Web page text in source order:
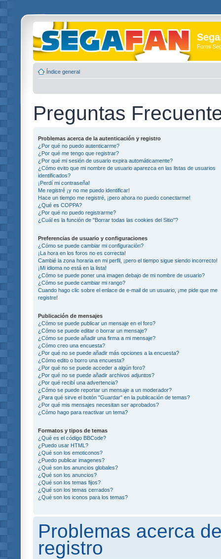
Foros
Índice general
Preguntas
Problemas acerca de la autenticación y registro
¿Por qué no puedo autenticarme?
¿Por qué me tengo que registrar?
¿Por qué mi sesión de usuario expira automáticamente?
¿Cómo evito que mi nombre de usuario aparezca en las listas de usuarios
identificados?
¡Perdí mi contraseña!
Me registré ¡y no me puedo identificar!
Hace un tiempo me registré, ¡pero ahora no puedo conectarme!
¿Qué es COPPA?
¿Por qué no puedo registrarme?
¿Cuál es la función de "Borrar todas las cookies del Sitio"?
Preferencias de usuario y configuraciones
¿Cómo se puede cambiar mi configuración?
¡La hora en los foros no es correcta!
Cambié la zona horaria en mi perfil, ¡pero el tiempo sigue siendo incorrecto!
¡Mi idioma no está en la lista!
¿Cómo se puede poner una imagen debajo de mi nombre de usuario?
¿Cómo se puede cambiar mi rango?
Cuando hago clic sobre el enlace de e-mail de un usuario, ¡me pide que me
registre!
Publicación de mensajes
¿Cómo se puede publicar un mensaje en el foro?
¿Cómo se puede editar o borrar un mensaje?
¿Cómo se puede añadir una firma a mi mensaje?
¿Cómo creo una encuesta?
¿Por qué no se puede añadir más opciones a la encuesta?
¿Cómo edito o borro una encuesta?
¿Por qué no se puede acceder a algún foro?
¿Por qué no se puede añadir archivos adjuntos?
¿Por qué recibí una advertencia?
¿Cómo se puede reportar un mensaje a un moderador?
¿Para qué sirve el botón "Guardar" en la publicación de temas?
¿Por qué mis mensajes necesitan ser aprobados?
¿Cómo hago para reactivar un tema?
Formatos y tipos de temas
¿Qué es el código BBCode?
¿Puedo usar HTML?
¿Qué son los emoticonos?
¿Puedo publicar imagenes?
¿Qué son los anuncios globales?
¿Qué son los anuncios?
¿Qué son los temas fijos?
¿Qué son los temas cerrados?
¿Qué son los iconos para los temas?
Problemas acerca
registro